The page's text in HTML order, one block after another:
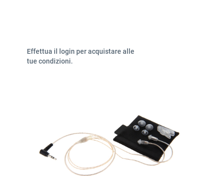
Effettua il login per acquistare alle
tue condizioni.